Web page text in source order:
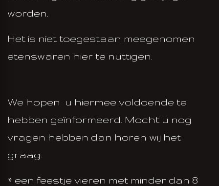
worden.
Het is niet toegestaan meegenomen
etenswaren hier te nuttigen.
We hopen u hiermee voldoende te
hebben geïnformeerd. Mocht u nog
vragen hebben dan horen wij het
graag.
* een feestje vieren met minder dan 8